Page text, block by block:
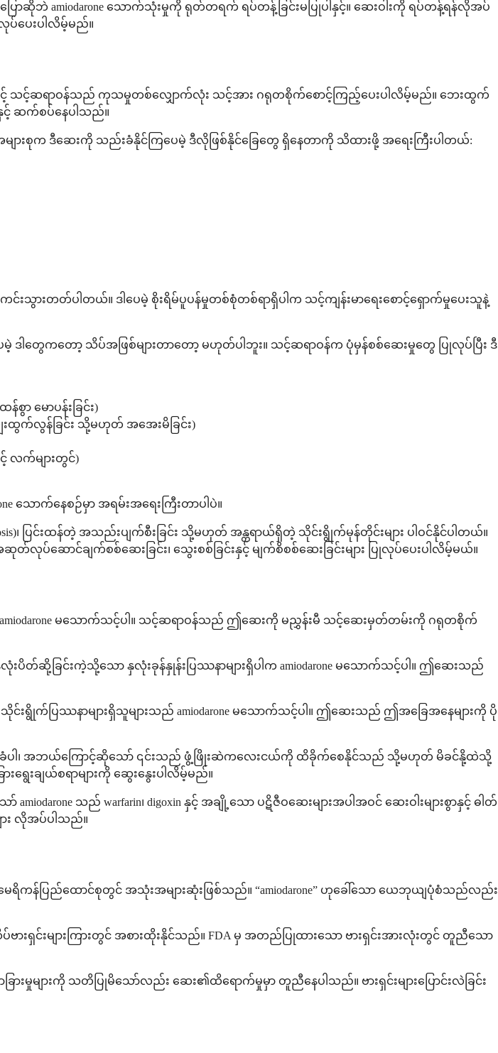
ပြောဆိုဘဲ amiodarone သောက်သုံးမှုကို ရုတ်တရက် ရပ်တန့်ခြင်းမပြုပါနှင့်။ ဆေးဝါးကို ရပ်တန့်ရန်လိုအပ်
ပ်ပေးပါလိမ့်မည်။
ောင့် သင့်ဆရာဝန်သည် ကုသမှုတစ်လျှောက်လုံး သင့်အား ဂရုတစိုက်စောင့်ကြည့်ပေးပါလိမ့်မည်။ ဘေးထွက်
င့် ဆက်စပ်နေပါသည်။
ားစုက ဒီဆေးကို သည်းခံနိုင်ကြပေမဲ့ ဒီလိုဖြစ်နိုင်ခြေတွေ ရှိနေတာကို သိထားဖို့ အရေးကြီးပါတယ်:
းတတ်ပါတယ်။ ဒါပေမဲ့ စိုးရိမ်ပူပန်မှုတစ်စုံတစ်ရာရှိပါက သင့်ကျန်းမာရေးစောင့်ရှောက်မှုပေးသူနဲ့
တွေကတော့ သိပ်အဖြစ်များတာတော့ မဟုတ်ပါဘူး။ သင့်ဆရာဝန်က ပုံမှန်စစ်ဆေးမှုတွေ ပြုလုပ်ပြီး ဒီ
စွာ မောပန်းခြင်း)
ေးထွက်လွန်ခြင်း သို့မဟုတ် အအေးမိခြင်း)
င့် လက်များတွင်)
သောက်နေစဉ်မှာ အရမ်းအရေးကြီးတာပါပဲ။
၊ ပြင်းထန်တဲ့ အသည်းပျက်စီးခြင်း သို့မဟုတ် အန္တရာယ်ရှိတဲ့ သိုင်းရွိုက်မုန်တိုင်းများ ပါဝင်နိုင်ပါတယ်။
ာင်ချက်စစ်ဆေးခြင်း၊ သွေးစစ်ခြင်းနှင့် မျက်စိစစ်ဆေးခြင်းများ ပြုလုပ်ပေးပါလိမ့်မယ်။
amiodarone မသောက်သင့်ပါ။ သင့်ဆရာဝန်သည် ဤဆေးကို မညွှန်းမီ သင့်ဆေးမှတ်တမ်းကို ဂရုတစိုက်
လုံးပိတ်ဆို့ခြင်းကဲ့သို့သော နှလုံးခုန်နှုန်းပြဿနာများရှိပါက amiodarone မသောက်သင့်ပါ။ ဤဆေးသည်
ရွိုက်ပြဿနာများရှိသူများသည် amiodarone မသောက်သင့်ပါ။ ဤဆေးသည် ဤအခြေအနေများကို ပို
က်ခံပါ၊ အဘယ်ကြောင့်ဆိုသော် ၎င်းသည် ဖွံ့ဖြိုးဆဲကလေးငယ်ကို ထိခိုက်စေနိုင်သည် သို့မဟုတ် မိခင်နို့ထဲသို့
းချယ်စရာများကို ဆွေးနွေးပါလိမ့်မည်။
သည် warfarin၊ digoxin နှင့် အချို့သော ပဋိဇီဝဆေးများအပါအဝင် ဆေးဝါးများစွာနှင့် ဓါတ်
ား လိုအပ်ပါသည်။
မေရိကန်ပြည်ထောင်စုတွင် အသုံးအများဆုံးဖြစ်သည်။ “amiodarone” ဟုခေါ်သော ယေဘုယျပုံစံသည်လည်း
များကြားတွင် အစားထိုးနိုင်သည်။ FDA မှ အတည်ပြုထားသော ဗားရှင်းအားလုံးတွင် တူညီသော
မှုများကို သတိပြုမိသော်လည်း ဆေး၏ထိရောက်မှုမှာ တူညီနေပါသည်။ ဗားရှင်းများပြောင်းလဲခြင်း